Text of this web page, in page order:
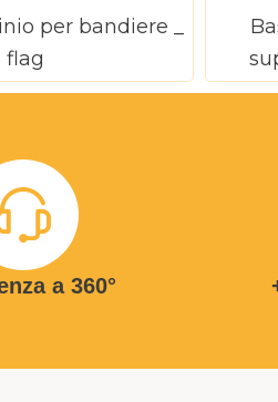
per bandiere _
flag
a 360°